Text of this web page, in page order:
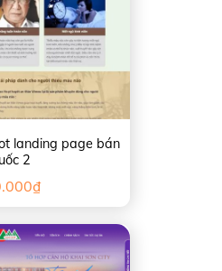
landing page bán
2
₫